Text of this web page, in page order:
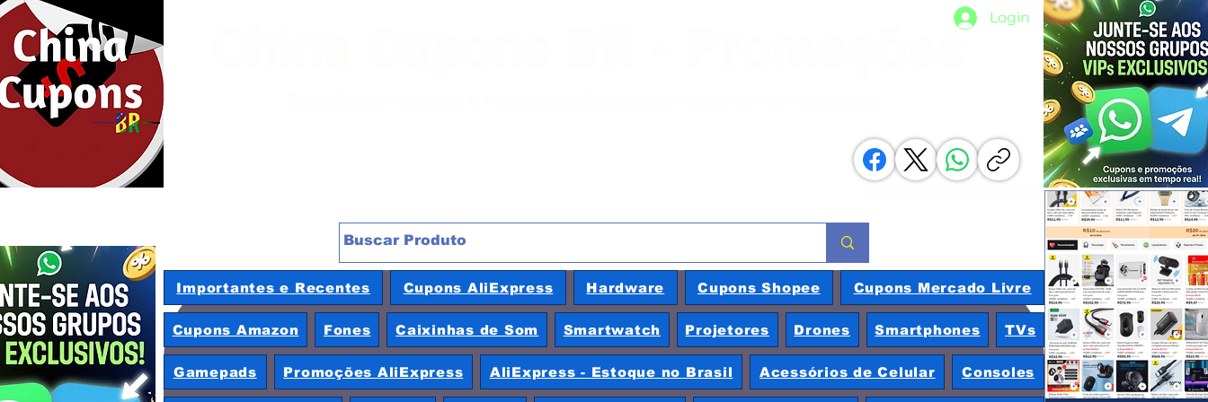
Login
China Cupons BR - Promoções
Compartilhe com os amigos
Importantes e Recentes Cupons AliExpress Hardware Cupons Shopee Cupons Mercado Livre
Cupons Amazon Fones Caixinhas de Som Smartwatch Projetores Drones Smartphones TVs
Gamepads Promoções AliExpress AliExpress - Estoque no Brasil Acessórios de Celular Consoles